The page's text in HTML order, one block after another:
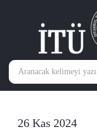
26 Kas 2024